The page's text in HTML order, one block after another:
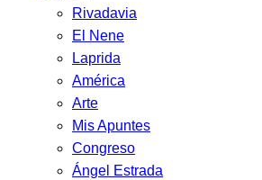
Rivadavia
El Nene
Laprida
América
Arte
Mis Apuntes
Congreso
Ángel Estrada